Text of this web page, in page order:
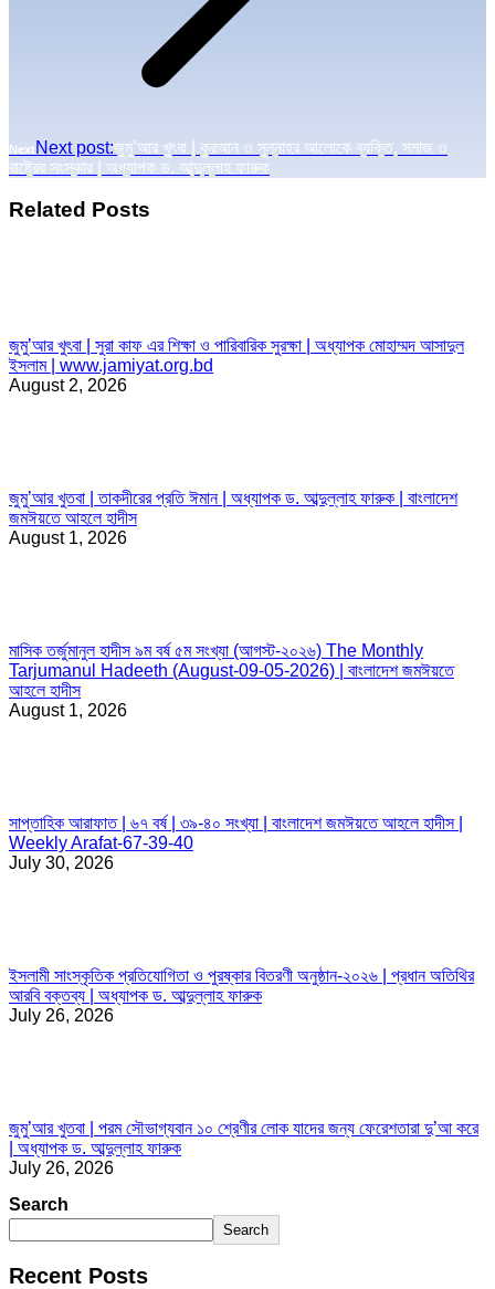
Next Next post:জুমু’আর খুৎবা | কুরআন ও সুন্নাহর আলোকে ব্যক্তি, সমাজ ও
রাষ্ট্রের সংস্কার | অধ্যাপক ড. আব্দুল্লাহ ফারুক
Related Posts
জুমু’আর খুৎবা | সুরা কাফ এর শিক্ষা ও পারিবারিক সুরক্ষা | অধ্যাপক মোহাম্মদ আসাদুল
ইসলাম | www.jamiyat.org.bd
August 2, 2026
জুমু’আর খুতবা | তাকদীরের প্রতি ঈমান | অধ্যাপক ড. আব্দুল্লাহ ফারুক | বাংলাদেশ
জমঈয়তে আহলে হাদীস
August 1, 2026
মাসিক তর্জুমানুল হাদীস ৯ম বর্ষ ৫ম সংখ্যা (আগস্ট-২০২৬) The Monthly
Tarjumanul Hadeeth (August-09-05-2026) | বাংলাদেশ জমঈয়তে
আহলে হাদীস
August 1, 2026
সাপ্তাহিক আরাফাত | ৬৭ বর্ষ | ৩৯-৪০ সংখ্যা | বাংলাদেশ জমঈয়তে আহলে হাদীস |
Weekly Arafat-67-39-40
July 30, 2026
ইসলামী সাংস্কৃতিক প্রতিযোগিতা ও পুরষ্কার বিতরণী অনুষ্ঠান-২০২৬ | প্রধান অতিথির
আরবি বক্তব্য | অধ্যাপক ড. আব্দুল্লাহ ফারুক
July 26, 2026
জুমু’আর খুতবা | পরম সৌভাগ্যবান ১০ শ্রেণীর লোক যাদের জন্য ফেরেশতারা দু’আ করে
| অধ্যাপক ড. আব্দুল্লাহ ফারুক
July 26, 2026
Search
Search
Recent Posts